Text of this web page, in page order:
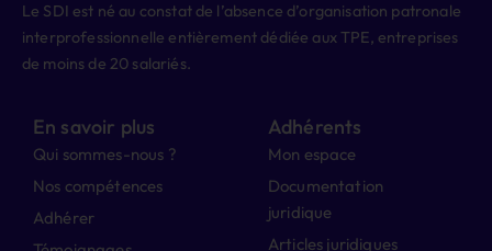
Le SDI est né au constat de l’absence d’organisation patronale
interprofessionnelle entièrement dédiée aux TPE, entreprises
de moins de 20 salariés.
En savoir plus
Qui sommes-nous ?
Nos compétences
Adhérer
Adhérents
Mon espace
Documentation
juridique
Articles juridiques